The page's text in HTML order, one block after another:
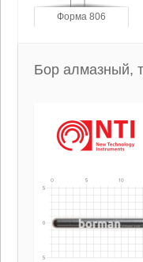
Форма 806
Бор алмазный,